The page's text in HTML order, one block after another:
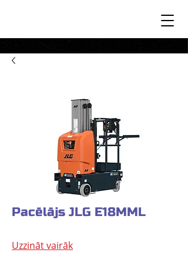
Pacēlājs JLG E18MML
Uzzināt vairāk